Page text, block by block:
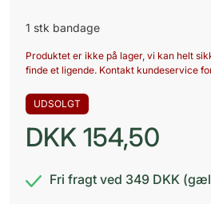
1 stk bandage
Produktet er ikke på lager, vi kan helt
finde et ligende. Kontakt kundeservice
UDSOLGT
DKK 154,50
Fri fragt ved 349 DKK